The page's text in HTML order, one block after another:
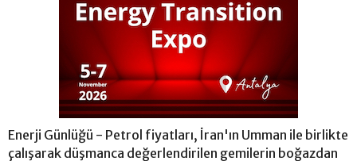
Enerji Günlüğü - Petrol fiyatları, İran'ın Umman ile birlikte
çalışarak düşmanca değerlendirilen gemilerin boğazdan